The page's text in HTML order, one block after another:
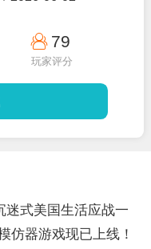
79
玩家评分
迷式美国生活应战一
仿器游戏现已上线！